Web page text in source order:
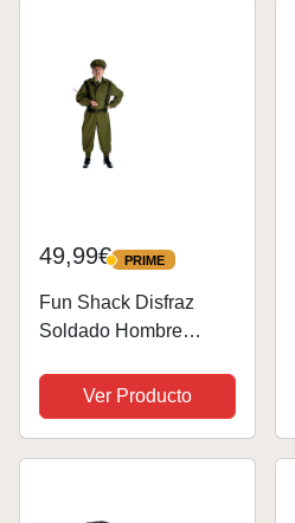
49,99€ PRIME
PRIME
Fun Shack Disfraz
Soldado Hombre
Hombre WW2, Disfraz
Militar Hombre Adulto,
Disfraz Soldado
Ver Producto